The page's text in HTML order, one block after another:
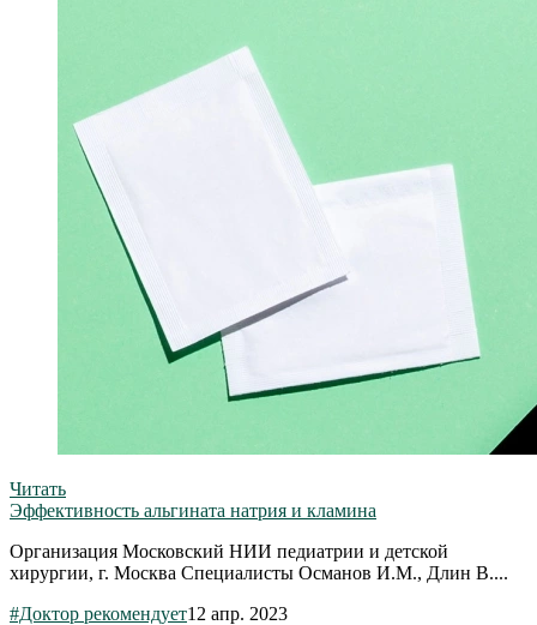
Читать
Эффективность альгината натрия и кламина
Организация Московский НИИ педиатрии и детской
хирургии, г. Москва Специалисты Османов И.М., Длин В....
#Доктор рекомендует12 апр. 2023